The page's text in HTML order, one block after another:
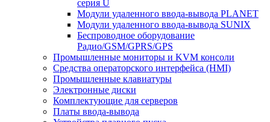
серия U
Модули удаленного ввода-вывода PLANET
Модули удаленного ввода-вывода SUNIX
Беспроводное оборудование
Радио/GSM/GPRS/GPS
Промышленные мониторы и KVM консоли
Средства операторского интерфейса (HMI)
Промышленные клавиатуры
Электронные диски
Комплектующие для серверов
Платы ввода-вывода